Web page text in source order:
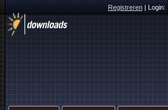
Registreren|Login: